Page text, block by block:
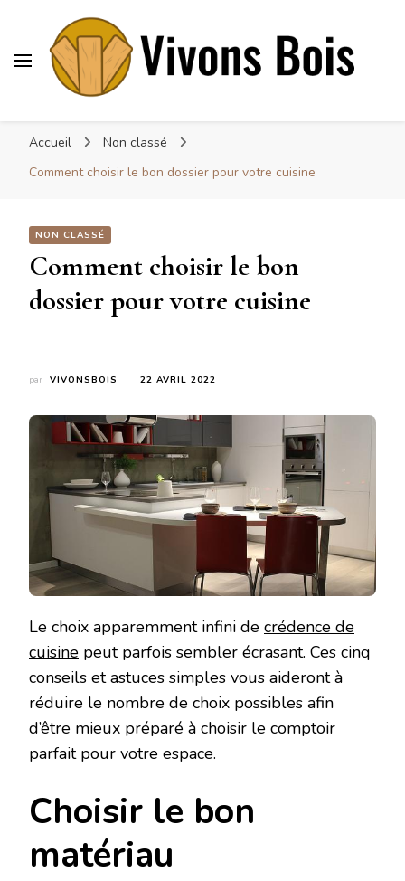
Accueil
Non classé
Comment choisir le bon dossier pour votre cuisine
NON CLASSÉ
Comment choisir le bon
dossier pour votre cuisine
par VIVONSBOIS 22 AVRIL 2022
Le choix apparemment infini de crédence de
cuisine peut parfois sembler écrasant. Ces cinq
conseils et astuces simples vous aideront à
réduire le nombre de choix possibles afin
d’être mieux préparé à choisir le comptoir
parfait pour votre espace.
Choisir le bon
matériau